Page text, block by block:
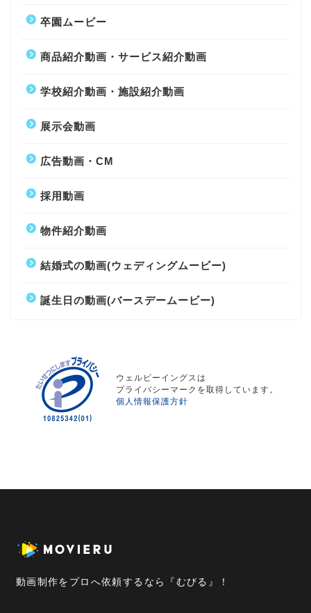
卒園ムービー
商品紹介動画・サービス紹介動画
学校紹介動画・施設紹介動画
展示会動画
広告動画・CM
採用動画
物件紹介動画
結婚式の動画(ウェディングムービー)
誕生日の動画(バースデームービー)
ウェルビーイングスは
プライバシーマークを取得しています。
個人情報保護方針
動画制作をプロへ依頼するなら『むびる』！